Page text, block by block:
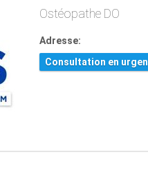
Ostéopathe DO
Adresse:
Consultation en